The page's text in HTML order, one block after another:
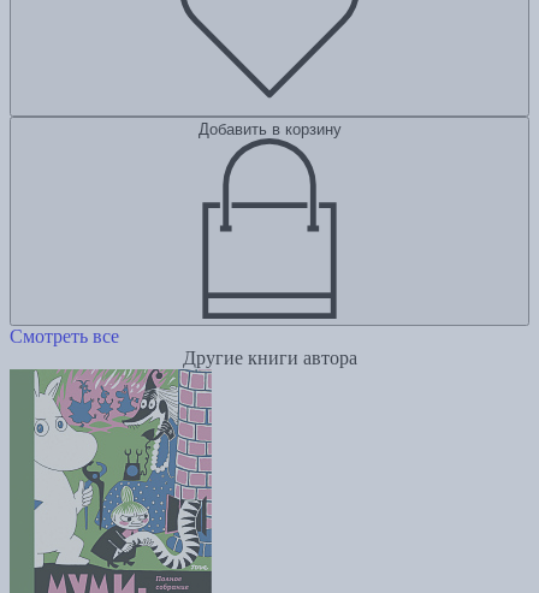
Добавить в корзину
Смотреть все
Другие книги автора